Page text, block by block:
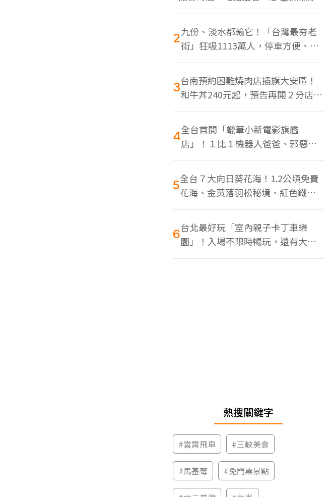
蝦
2九份、淡水都輸它！「台灣最夯老
街」狂吸1113萬人，停車方便、特
色美食多
3台南預約困難燒肉店插旗大安區！
和牛丼240元起，預告再開２分店、
地點曝光
4全台首間「蠟筆小新電影旗艦
店」！１比１機器人爸爸、邪惡正
男，百款周邊買翻
5全台７大向日葵花海！1.2公頃免費
花海、金黃落羽松秘境、紅色鐵橋
同框
6台北最好玩「室內親子卡丁車樂
園」！入場不限時暢玩，還有大螢
幕Switch遊戲區
熱搜關鍵字
#雲霄飛車 #三峽美食
#馬基莓 #免門票景點